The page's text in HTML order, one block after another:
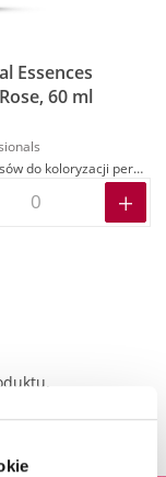
Essences
60 ml
Farba do włosów do koloryzacji permanentnej